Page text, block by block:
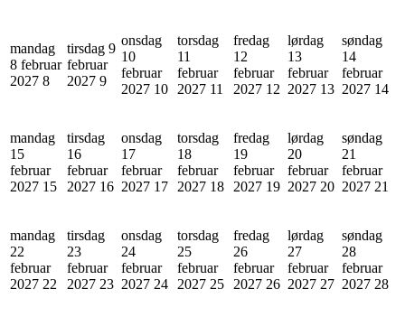
mandag
8 februar
2027 8
tirsdag 9
februar
2027 9
onsdag
10
februar
2027 10
torsdag
11
februar
2027 11
fredag
12
februar
2027 12
lørdag
13
februar
2027 13
søndag
14
februar
2027 14
mandag
15
februar
2027 15
tirsdag
16
februar
2027 16
onsdag
17
februar
2027 17
torsdag
18
februar
2027 18
fredag
19
februar
2027 19
lørdag
20
februar
2027 20
søndag
21
februar
2027 21
mandag
22
februar
2027 22
tirsdag
23
februar
2027 23
onsdag
24
februar
2027 24
torsdag
25
februar
2027 25
fredag
26
februar
2027 26
lørdag
27
februar
2027 27
søndag
28
februar
2027 28